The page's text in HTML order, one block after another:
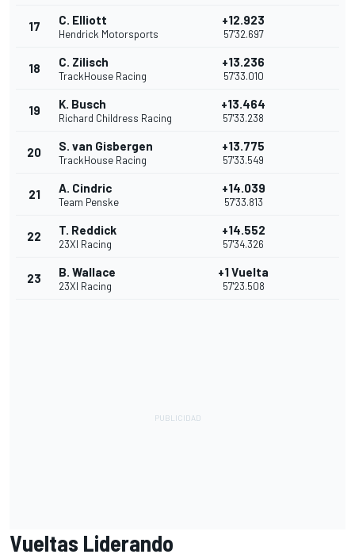
17 C. Elliott
Hendrick Motorsports
+12.923
57'32.697
18 C. Zilisch
TrackHouse Racing
+13.236
57'33.010
19 K. Busch
Richard Childress Racing
+13.464
57'33.238
20 S. van Gisbergen
TrackHouse Racing
+13.775
57'33.549
21 A. Cindric
Team Penske
+14.039
57'33.813
22 T. Reddick
23XI Racing
+14.552
57'34.326
23 B. Wallace
23XI Racing
+1 Vuelta
57'23.508
Vueltas Liderando